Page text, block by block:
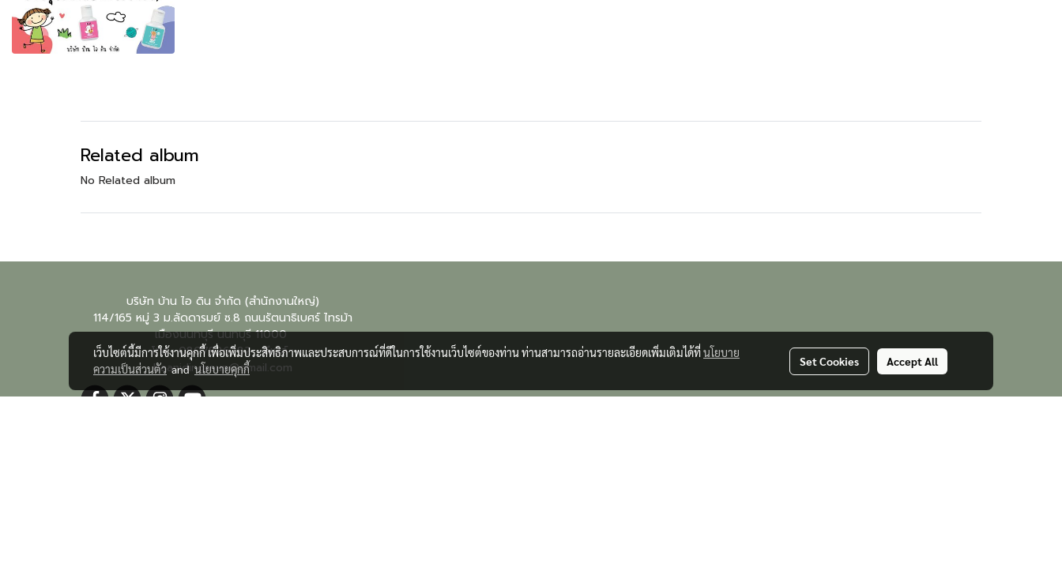
Related album
No Related album
บริษัท บ้าน ไอ ดิน จำกัด (สำนักงานใหญ่)
114/165 หมู่ 3 ม.ลัดดารมย์ ซ.8 ถนนรัตนาธิเบศร์ ไทรม้า
เมืองนนทบุรีนนทบุรี11000
โทร : 0807826282 อีเมล์ :
baanidingroup@gmail.com
เว็บไซต์นี้มีการใช้งานคุกกี้ เพื่อเพิ่มประสิทธิภาพและประสบการณ์ที่ดีในการใช้งานเว็บไซต์ของท่าน ท่านสามารถอ่านรายละเอียดเพิ่มเติมได้ที่นโยบาย
ความเป็นส่วนตัวandนโยบายคุกกี้
Set Cookies Accept All